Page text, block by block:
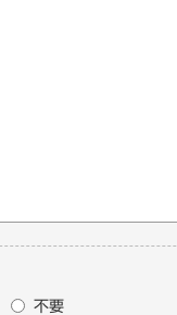
不要